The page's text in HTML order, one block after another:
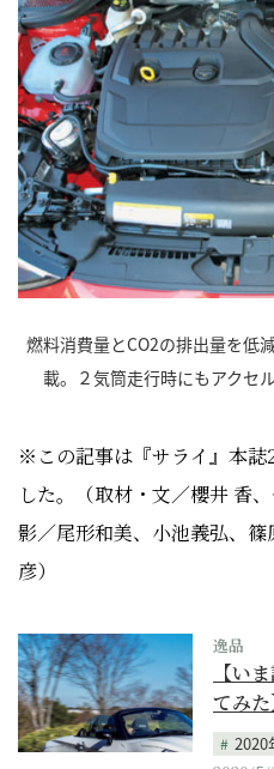
燃料消費量とCO2の排出量を低
載。２気筒走行時にもアクセ
※この記事は『サライ』本誌
した。（取材・文／櫻井 香
影／尾形和美、小池義弘、
彦）
逸品
【い
てみ
2020